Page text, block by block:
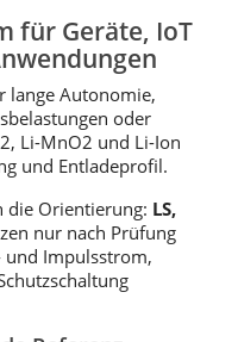
für Geräte, IoT
lange Autonomie,
oder
Li-MnO2 und Li-Ion
und Entladeprofil.
die Orientierung: LS,
nur nach Prüfung
und Impulsstrom,